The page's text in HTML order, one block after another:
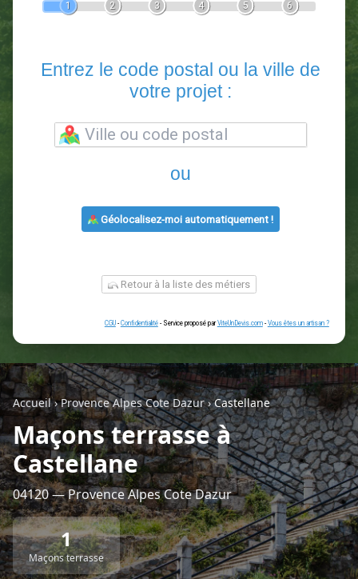
En 5 minutes, demandez3 devis comparatifs
votre projet :
ou
Géolocalisez-moi automatiquement !
Retour à la liste des métiers
CGU Confidentialité - Service proposé parViteUnDevis.com-Vous
Accueil›Provence Alpes Cote Dazur›Castellane
Maçons terrasse à
Castellane
04120 — Provence Alpes Cote Dazur
1
Maçons terrasse